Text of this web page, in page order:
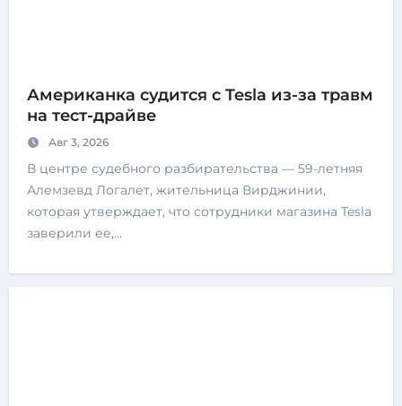
Американка судится с Tesla из-за травм
на тест-драйве
Авг 3, 2026
В центре судебного разбирательства — 59-летняя
Алемзевд Логалет, жительница Вирджинии,
которая утверждает, что сотрудники магазина Tesla
заверили ее,…